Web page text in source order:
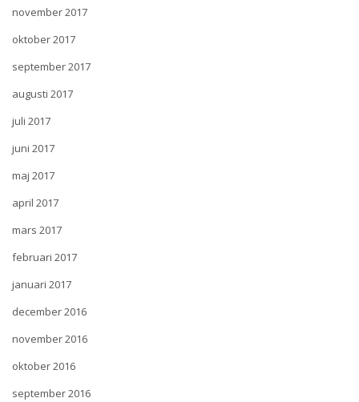
november 2017
oktober 2017
september 2017
augusti 2017
juli 2017
juni 2017
maj 2017
april 2017
mars 2017
februari 2017
januari 2017
december 2016
november 2016
oktober 2016
september 2016